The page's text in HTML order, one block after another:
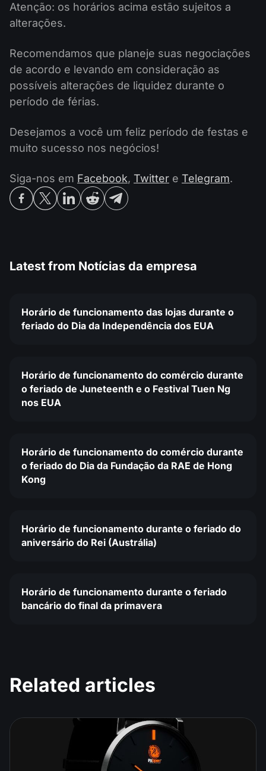
Atenção: os horários acima estão sujeitos a
alterações.
Recomendamos que planeje suas negociações
de acordo e levando em consideração as
possíveis alterações de liquidez durante o
período de férias.
Desejamos a você um feliz período de festas e
muito sucesso nos negócios!
Siga-nos em Facebook, Twitter e Telegram.
Latest from Notícias da empresa
Horário de funcionamento das lojas durante o
feriado do Dia da Independência dos EUA
Horário de funcionamento do comércio durante
o feriado de Juneteenth e o Festival Tuen Ng
nos EUA
Horário de funcionamento do comércio durante
o feriado do Dia da Fundação da RAE de Hong
Kong
Horário de funcionamento durante o feriado do
aniversário do Rei (Austrália)
Horário de funcionamento durante o feriado
bancário do final da primavera
Related articles